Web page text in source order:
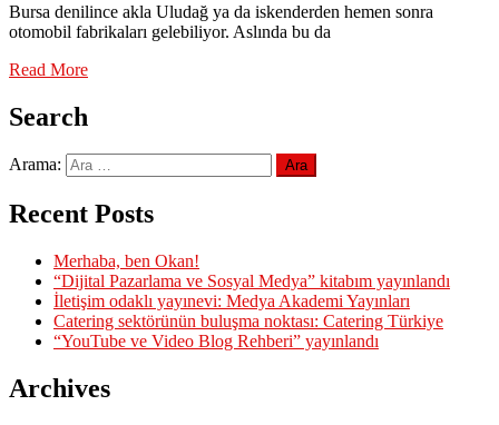
Bursa denilince akla Uludağ ya da iskenderden hemen sonra
otomobil fabrikaları gelebiliyor. Aslında bu da
Read More
Search
Arama:
Recent Posts
Merhaba, ben Okan!
“Dijital Pazarlama ve Sosyal Medya” kitabım yayınlandı
İletişim odaklı yayınevi: Medya Akademi Yayınları
Catering sektörünün buluşma noktası: Catering Türkiye
“YouTube ve Video Blog Rehberi” yayınlandı
Archives